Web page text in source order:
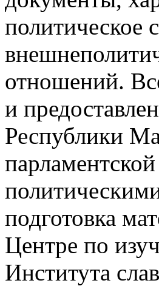
политическое
отношений.
и
Республики
подготовка
Центре по
Института